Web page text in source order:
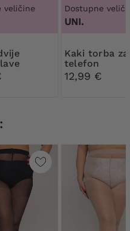
veličine Dostupne
UNI.
Kaki torba za
telefon
12,99 €